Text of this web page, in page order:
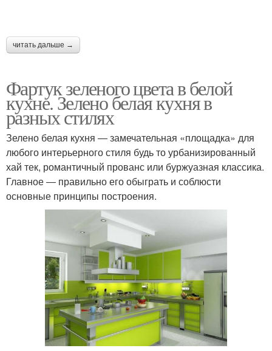
читать дальше →
Фартук зеленого цвета в белой
кухне. Зелено белая кухня в
разных стилях
Зелено белая кухня ― замечательная «площадка» для
любого интерьерного стиля будь то урбанизированный
хай тек, романтичный прованс или буржуазная классика.
Главное ― правильно его обыграть и соблюсти
основные принципы построения.